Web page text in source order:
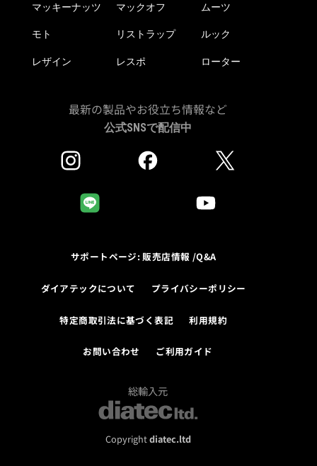
マッキーナッツ マックオフ ムーツ
モト リストラップ ルック
レザイン レスポ ローター
最新の製品やお役立ち情報など
公式SNSで配信中
サポートページ: 販売店情報 /Q&A
ダイアテックについて プライバシーポリシー
特定商取引法に基づく表記 利用規約
お問い合わせ ご利用ガイド
総輸入元
Copyrightdiatec.ltd